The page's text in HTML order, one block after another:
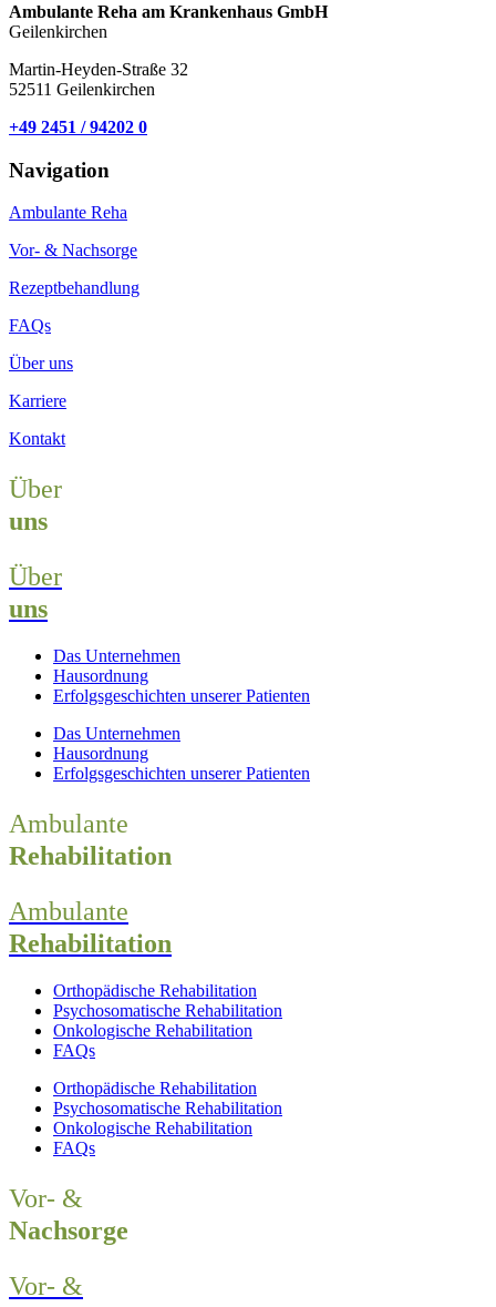
Ambulante Reha am Krankenhaus GmbH
Geilenkirchen
Martin-Heyden-Straße 32
52511 Geilenkirchen
+49 2451 / 94202 0
Navigation
Ambulante Reha
Vor- & Nachsorge
Rezeptbehandlung
FAQs
Über uns
Karriere
Kontakt
Über
uns
Über
uns
Das Unternehmen
Hausordnung
Erfolgsgeschichten unserer Patienten
Das Unternehmen
Hausordnung
Erfolgsgeschichten unserer Patienten
Ambulante
Rehabilitation
Ambulante
Rehabilitation
Orthopädische Rehabilitation
Psychosomatische Rehabilitation
Onkologische Rehabilitation
FAQs
Orthopädische Rehabilitation
Psychosomatische Rehabilitation
Onkologische Rehabilitation
FAQs
Vor- &
Nachsorge
Vor- &